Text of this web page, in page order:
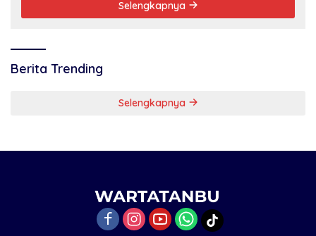
Selengkapnya
Berita Trending
Selengkapnya